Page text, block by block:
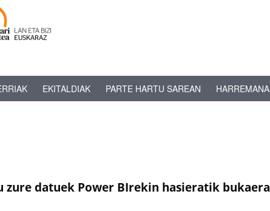
EKITALDIAK PARTE HARTU SAREAN HARREMANA
zure datuek Power BIrekin hasieratik